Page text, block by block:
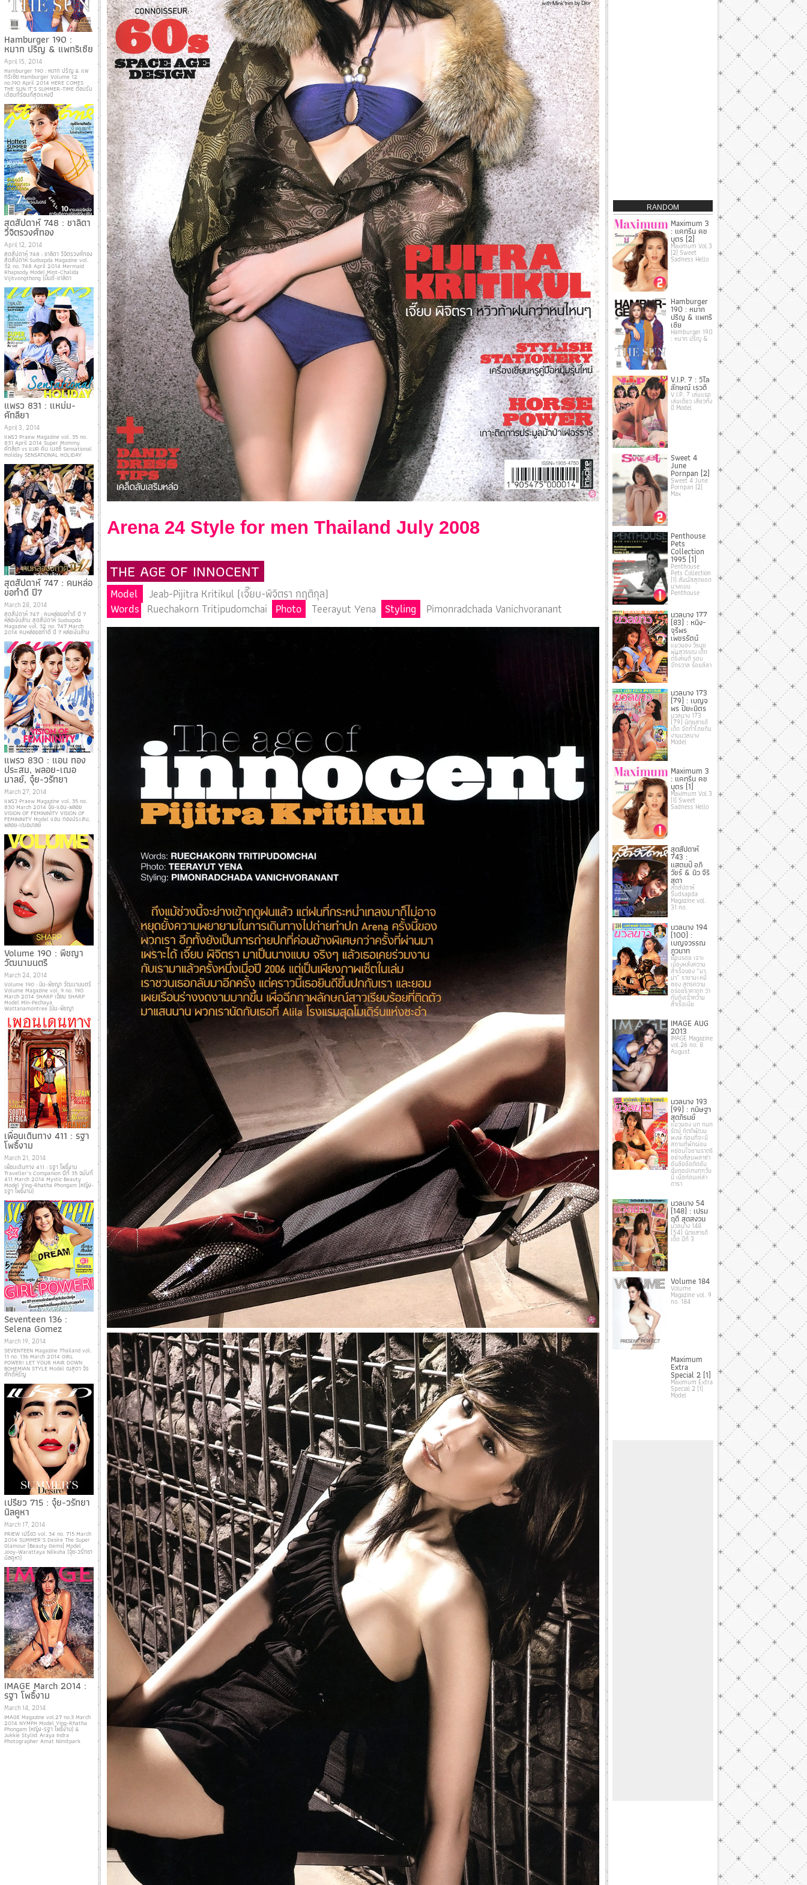
Hamburger 190 :
หมาก ปริญ & แพทริเซีย
April 15, 2014
Hamburger 190 : หมาก ปริญ & แพ
ทริเซีย Hamburger Volume 12
no.190 April 2014 HERE COMES
THE SUN IT’S SUMMER-TIME ต้อนรับ
เดือนที่ร้อนที่สุดแห่งปี
สุดสัปดาห์ 748 : ชาลิดา
วิจิตรวงศ์ทอง
April 12, 2014
สุดสัปดาห์ 748 : ชาลิดา วิจิตรวงศ์ทอง
สุดสัปดาห์ Sudsapda Magazine vol.
32 no. 748 April 2014 Mermaid
Rhapsody Model Mint-Chalida
Vijitvongthong (มิ้นต์-ชาลิดา
แพรว 831 : แหม่ม-
คัทลียา
April 3, 2014
แพรว Praew Magazine vol. 35 no.
831 April 2014 Super Mommy
คัทลียา vs แมค คิน เนซซี่ Sensational
Holiday SENSATIONAL HOLIDAY
สุดสัปดาห์ 747 : คนหล่อ
ขอทำดี ปี7
March 28, 2014
สุดสัปดาห์ 747 : คนหล่อขอทำดี ปี 7
หล่อเงินล้าน สุดสัปดาห์ Sudsapda
Magazine vol. 32 no. 747 March
2014 คนหล่อขอทำดี ปี 7 หล่อเงินล้าน
แพรว 830 : แอน ทอง
ประสม, พลอย-เฌอ
มาลย์, จุ๋ย-วรัทยา
March 27, 2014
แพรว Praew Magazine vol. 35 no.
830 March 2014 จุ๋ย-แอน-พลอย
VISION OF FEMININITY VISION OF
FEMININITY Model แอน ทองประสม,
พลอย-เฌอมาลย์
Volume 190 : พีชญา
วัฒนามนตรี
March 24, 2014
Volume 190 : มิน-พีชญา วัฒนามนตรี
Volume Magazine vol. 9 no. 190
March 2014 SHARP เฉียบ SHARP
Model Min-Pechaya
Wattanamontree (มิน-พีชญา
เพื่อนเดินทาง 411 : รฐา
โพธิ์งาม
March 21, 2014
เพื่อนเดินทาง 411 : รฐา โพธิ์งาม
Traveller’s Companion ปีที่ 35 ฉบับที่
411 March 2014 Mystic Beauty
Model Ying-Rhatha Phongam (หญิง-
รฐา โพธิ์งาม)
Seventeen 136 :
Selena Gomez
March 19, 2014
SEVENTEEN Magazine Thailand vol.
11 no. 136 March 2014 GIRL
POWER! LET YOUR HAIR DOWN
BOHEMIAN STYLE Model ณสุดา จิร
ศักดิ์หิรัญ
เปรียว 715 : จุ๋ย-วรัทยา
นิลคูหา
March 17, 2014
PRIEW เปรียว vol. 34 no. 715 March
2014 SUMMER’S Desire The Super
Glamour [Beauty Gems] Model
Jooy-Warattaya Nilkuha (จุ๋ย-วรัทยา
นิลคูหา)
IMAGE March 2014 :
รฐา โพธิ์งาม
March 14, 2014
IMAGE Magazine vol.27 no.3 March
2014 NYMPH Model Ying-Rhatha
Phongam (หญิง-รฐา โพธิ์งาม) &
Jukkie Stylist Araya Indra
Photographer Amat Nimitpark
Arena 24 Style for men Thailand July 2008
THE AGE OF INNOCENT
Model
Jeab-Pijitra Kritikul (เจี๊ยบ-พิจิตรา กฤติกุล)
Words Ruechakorn Tritipudomchai Photo Teerayut Yena Styling Pimonradchada Vanichvoranant
RANDOM
Maximum 3
: แคทรีน คช
บุตร [2]
Maximum Vol.3
[2] Sweet
Sadness Hello
Hamburger
190 : หมาก
ปริญ & แพทริ
เซีย
Hamburger 190
: หมาก ปริญ &
V.I.P. 7 : วิไล
ลักษณ์ เรวดี
V.I.P. 7 เล่มแรก
เล่มเดียว เสียวทั้ง
ปี Model
Sweet 4
June
Pornpan [2]
Sweet 4 June
Pornpan [2]
Max
Penthouse
Pets
Collection
1995 [1]
Penthouse
Pets Collection
[1] สัมผัสสุดยอด
นางแบบ
Penthouse
นวลนาง 177
(83) : หนิง-
จุรีพร
เพชรรัตน์
แมวมอง วีรนุช
พุ่มสุวรรณ เด็ก
ดริ๊งคนดี รอบ
จักรวาล ร้อยลีลา
นวลนาง 173
(79) : เบญจ
พร ปิยะมิตร
นวลนาง 173
(79) นิตยสารดี
เด็ด จัดทําโดยทีม
งานนวลนาง
Model
Maximum 3
: แคทรีน คช
บุตร [1]
Maximum Vol.3
[1] Sweet
Sadness Hello
สุดสัปดาห์
743 :
แสตมป์ อภิ
วัชร์ & นิว จีริ
สุดา
สุดสัปดาห์
Sudsapda
Magazine vol.
31 no.
นวลนาง 194
(100) :
เบญจวรรณ
ภูวนาท
ย้อนรอย เจาะ
เบื้องหลังความ
สำเร็จของ “มา
ม่า” ราชาบะหมี่
ซอง สูตรความ
อร่อยราคาถูก ว่า
กันถึงเจ้าความ
สำเร็จเนี่ย
IMAGE AUG
2013
IMAGE Magazine
vol.26 no. 8
August
นวลนาง 193
(99) : กนิษฐา
สุดภิรมย์
แมวมอง นก กนก
รัตน์ กิตติพัฒน
พงษ์ ก่อนที่จะมี
สถานที่พักผ่อน
หย่อนใจยามราตรี
อย่างสีลมพลาซ่า
อันลือชื่อติดอัน
ดับทอปเทนทุกวัน
นี้ เมื่อก่อนเหล่า
ดารา
นวลนาง 54
(148) : เปรม
ฤดี สุดสงวน
นวลนาง 148
(54) นิตยสารดี
เด็ด ปีที่ 3
Volume 184
Volume
Magazine vol. 9
no. 184
Maximum
Extra
Special 2 [1]
Maximum Extra
Special 2 [1]
Model